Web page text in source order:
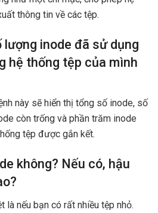
thông tin về các tệp.
lượng inode đã sử dụng
hệ thống tệp của mình
này sẽ hiển thị tổng số inode, số
còn trống và phần trăm inode
tệp được gắn kết.
không? Nếu có, hậu
là nếu bạn có rất nhiều tệp nhỏ.